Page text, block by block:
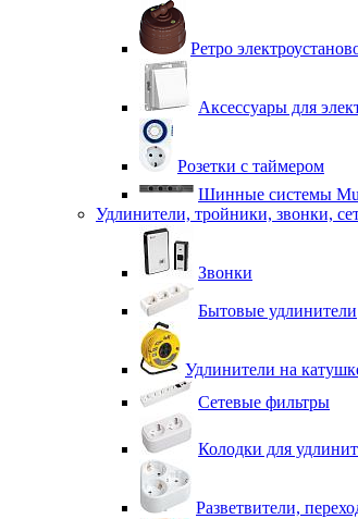
Ретро
Аксессуары для
Розетки с таймером
Шинные системы
Удлинители, тройники, звонки,
Звонки
Бытовые удлинители
Удлинители на
Сетевые фильтры
Колодки для
Разветвители,